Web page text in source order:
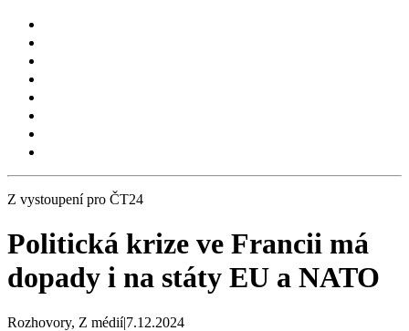
Z vystoupení pro ČT24
Politická krize ve Francii má
dopady i na státy EU a NATO
Rozhovory, Z médií|7.12.2024